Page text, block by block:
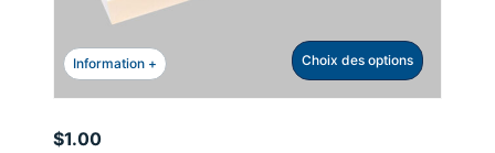
Information + Choix des options
$1.00